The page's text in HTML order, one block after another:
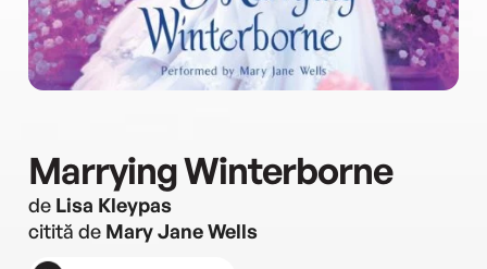
Marrying Winterborne
de Lisa Kleypas
citită de Mary Jane Wells